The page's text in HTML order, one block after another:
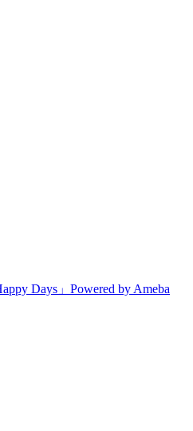
Days」Powered by Ameba